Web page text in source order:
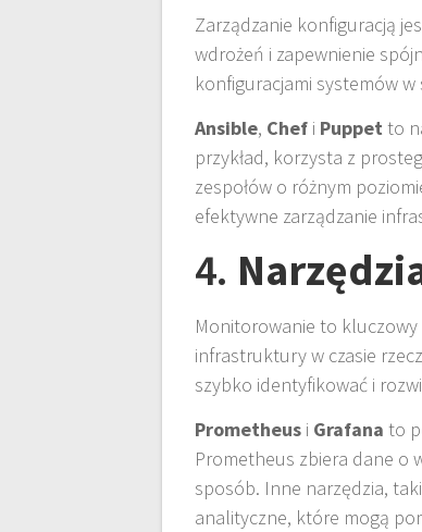
Zarządzanie konfiguracją
wdrożeń i zapewnienie
konfiguracjami systemów
Ansible, Chef i Puppet to
przykład, korzysta z
zespołów o różnym
efektywne zarządzanie
4.
Monitorowanie to
infrastruktury w czasie
szybko identyfikować i
Prometheus i Grafana to
Prometheus zbiera dane o
sposób. Inne narzędzia,
analityczne, które mogą